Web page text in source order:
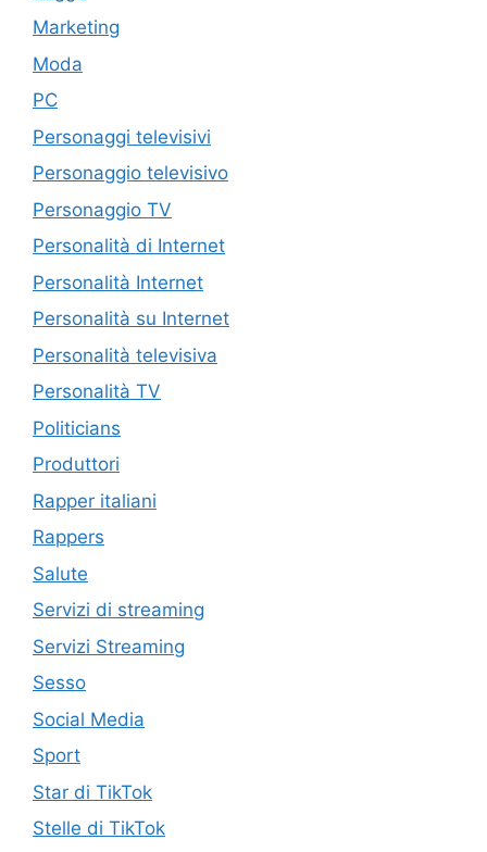
Marketing
Moda
PC
Personaggi televisivi
Personaggio televisivo
Personaggio TV
Personalità di Internet
Personalità Internet
Personalità su Internet
Personalità televisiva
Personalità TV
Politicians
Produttori
Rapper italiani
Rappers
Salute
Servizi di streaming
Servizi Streaming
Sesso
Social Media
Sport
Star di TikTok
Stelle di TikTok